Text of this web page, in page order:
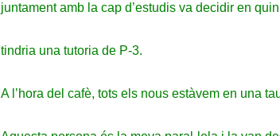
juntament amb la cap d’estudis va decidir en
tindria una tutoria de P-3.
A l’hora del cafè, tots els nous estàvem en una